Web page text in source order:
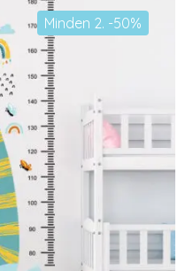
Minden 2. -50%